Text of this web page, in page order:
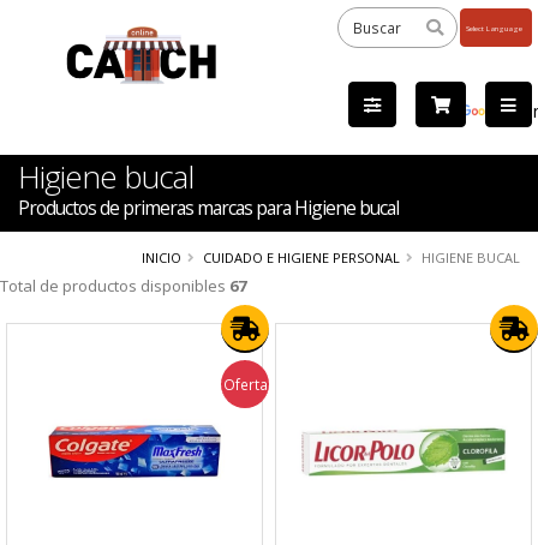
by
Higiene bucal
Productos de primeras marcas para Higiene bucal
INICIO CUIDADO E HIGIENE PERSONAL HIGIENE BUCAL
Total de productos disponibles 67
Oferta